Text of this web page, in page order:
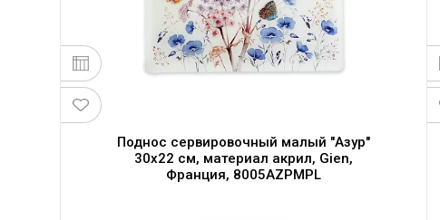
Поднос сервировочный малый "Азур"
30х22 см, материал акрил, Gien,
Франция, 8005AZPMPL